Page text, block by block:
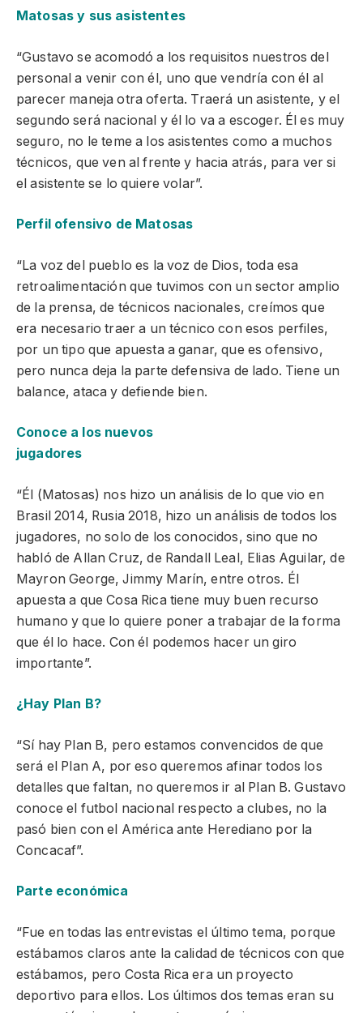
Matosas y sus asistentes
“Gustavo se acomodó a los requisitos nuestros del
personal a venir con él, uno que vendría con él al
parecer maneja otra oferta. Traerá un asistente, y el
segundo será nacional y él lo va a escoger. Él es muy
seguro, no le teme a los asistentes como a muchos
técnicos, que ven al frente y hacia atrás, para ver si
el asistente se lo quiere volar”.
Perfil ofensivo de Matosas
“La voz del pueblo es la voz de Dios, toda esa
retroalimentación que tuvimos con un sector amplio
de la prensa, de técnicos nacionales, creímos que
era necesario traer a un técnico con esos perfiles,
por un tipo que apuesta a ganar, que es ofensivo,
pero nunca deja la parte defensiva de lado. Tiene un
balance, ataca y defiende bien.
Conoce a los nuevos
jugadores
“Él (Matosas) nos hizo un análisis de lo que vio en
Brasil 2014, Rusia 2018, hizo un análisis de todos los
jugadores, no solo de los conocidos, sino que no
habló de Allan Cruz, de Randall Leal, Elias Aguilar, de
Mayron George, Jimmy Marín, entre otros. Él
apuesta a que Cosa Rica tiene muy buen recurso
humano y que lo quiere poner a trabajar de la forma
que él lo hace. Con él podemos hacer un giro
importante”.
¿Hay Plan B?
“Sí hay Plan B, pero estamos convencidos de que
será el Plan A, por eso queremos afinar todos los
detalles que faltan, no queremos ir al Plan B. Gustavo
conoce el futbol nacional respecto a clubes, no la
pasó bien con el América ante Herediano por la
Concacaf”.
Parte económica
“Fue en todas las entrevistas el último tema, porque
estábamos claros ante la calidad de técnicos con que
estábamos, pero Costa Rica era un proyecto
deportivo para ellos. Los últimos dos temas eran su